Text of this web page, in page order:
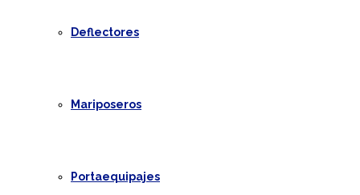
Deflectores
Mariposeros
Portaequipajes